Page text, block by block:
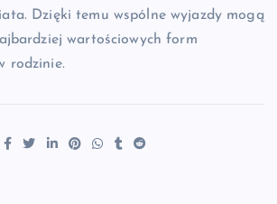
Dzięki temu wspólne wyjazdy mogą
wartościowych form
rodzinie.